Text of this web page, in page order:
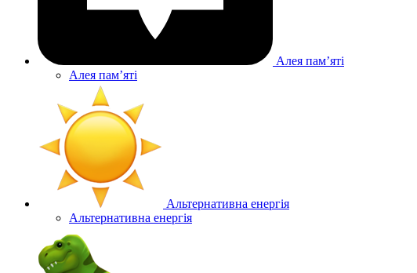
Алея памʼяті
Алея памʼяті
Альтернативна енергія
Альтернативна енергія